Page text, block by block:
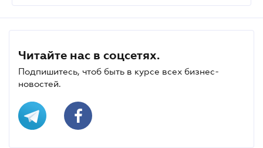
Читайте нас в соцсетях.
Подпишитесь, чтоб быть в курсе всех бизнес-
новостей.